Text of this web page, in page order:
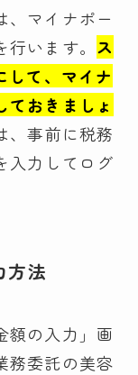
、マイナポー
います。 ス
して、マイナ
ておきましょ
、事前に税務
入力してログ
方法
額の入力」画
務委託の美容